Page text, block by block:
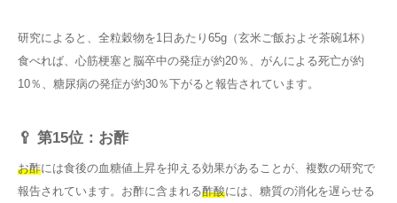
研究によると、全粒穀物を1日あたり65g（玄米ご飯およそ茶碗1杯）
食べれば、心筋梗塞と脳卒中の発症が約20％、がんによる死亡が約
10％、糖尿病の発症が約30％下がると報告されています。
🥄 第15位：お酢
お酢には食後の血糖値上昇を抑える効果があることが、複数の研究で
報告されています。お酢に含まれる酢酸には、糖質の消化を遅らせる